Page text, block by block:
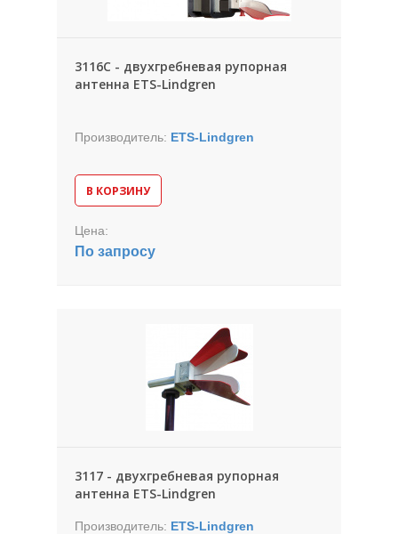
3116С - двухгребневая рупорная
антенна ETS-Lindgren
Производитель: ETS-Lindgren
В КОРЗИНУ
Цена:
По запросу
3117 - двухгребневая рупорная
антенна ETS-Lindgren
Производитель: ETS-Lindgren